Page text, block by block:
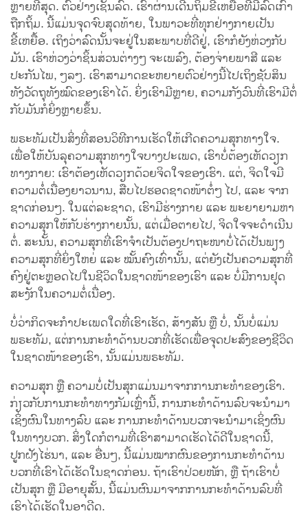
ຫຼາຍທີ່ສຸດ. ຕົວຢ່າງເຊັ່ນລົດ. ເຮົາຜ່ານເດີ່ນຖິ້ມຂີ້ເຫຍື້ອທີ່ມີລົດເກົ່າ
ຖືກຖິ້ມ. ນີ້ແມ່ນຈຸດຈົບສຸດທ້າຍ, ໃນພາວະທີ່ທຸກຢ່າງກາຍເປັນ
ຂີ້ເຫຍື້ອ. ເຖິງວ່າລົດນັ້ນຈະຢູ່ໃນສະພາບທີ່ດີຢູ່, ເຮົາກໍຍັງຫ່ວງກັບ
ມັນ. ເຮົາຫ່ວງວ່າຊິ້ນສ່ວນຕ່າງໆ ຈະເພລົງ, ຕ້ອງຈ່າຍພາສີ ແລະ
ປະກັນໄພ, ໆລໆ. ເຮົາສາມາດຂະຫຍາຍຕົວຢ່າງນີ້ໄປເຖິງຊັບສິນ
ທັງວັດຖຸທັງໝົດຂອງເຮົາໄດ້. ຍິ່ງເຮົາມີຫຼາຍ, ຄວາມກັງວົນທີ່ເຮົາມີຕໍ່
ກັບມັນກໍຍິ່ງຫຼາຍຂຶ້ນ.
ພຣະທັມເປັນສິ່ງທີ່ສອນວິທີການເຮັດໃຫ້ເກີດຄວາມສຸກທາງໃຈ.
ເພື່ອໃຫ້ບັນລຸຄວາມສຸກທາງໃຈບາງປະເພດ, ເຮົາບໍ່ຕ້ອງເຫັດວຽກ
ທາງກາຍ: ເຮົາຕ້ອງເຫັດວຽກດ້ວຍຈິດໃຈຂອງເຮົາ. ແຕ່, ຈິດໃຈມີ
ຄວາມຕໍ່ເນື່ອງຍາວນານ, ສືບໄປຮອດຊາດໜ້າຕໍ່ໆ ໄປ, ແລະ ຈາກ
ຊາດກ່ອນໆ. ໃນແຕ່ລະຊາດ, ເຮົາມີຮ່າງກາຍ ແລະ ພະຍາຍາມຫາ
ຄວາມສຸກໃຫ້ກັບຮ່າງກາຍນັ້ນ, ແຕ່ເມື່ອຕາຍໄປ, ຈິດໃຈຈະດຳເນີນ
ຕໍ່. ສະນັ້ນ, ຄວາມສຸກທີ່ເຮົາຈຳເປັນຕ້ອງປາຖະໜາບໍ່ໄດ້ເປັນພຽງ
ຄວາມສຸກທີ່ຍິ່ງໃຫຍ່ ແລະ ໝັ້ນຄົງເທົ່ານັ້ນ, ແຕ່ຍັງເປັນຄວາມສຸກທີ່
ຄົງຢູ່ຕະຫຼອດໄປໃນຊີວິດໃນຊາດໜ້າຂອງເຮົາ ແລະ ບໍ່ມີການຢຸດ
ສະງັກໃນຄວາມຕໍ່ເນື່ອງ.
ບໍ່ວ່າກິດຈະກຳປະເພດໃດທີ່ເຮົາເຮັດ, ສ້າງສັນ ຫຼື ບໍ່, ນັ້ນບໍ່ແມ່ນ
ພຣະທັມ, ແຕ່ການກະທຳດ້ານບວກທີ່ເຮັດເພື່ອຈຸດປະສົງຂອງຊີວິດ
ໃນຊາດໜ້າຂອງເຮົາ, ນັ້ນແມ່ນພຣະທັມ.
ຄວາມສຸກ ຫຼື ຄວາມບໍ່ເປັນສຸກແມ່ນມາຈາກການກະທຳຂອງເຮົາ.
ກ່ຽວກັບການກະທຳທາງກັມເຫຼົ່ານີ້, ການກະທຳດ້ານລົບຈະນຳມາ
ເຊິ່ງຜົນໃນທາງລົບ ແລະ ການກະທຳດ້ານບວກຈະນຳມາເຊິ່ງຜົນ
ໃນທາງບວກ. ສິ່ງໃດກໍຕາມທີ່ເຮົາສາມາດເຮັດໄດ້ດີໃນຊາດນີ້,
ປູກຝັງໄຮ່ນາ, ແລະ ອື່ນໆ, ນີ້ແມ່ນໝາກຜົນຂອງການກະທຳດ້ານ
ບວກທີ່ເຮົາໄດ້ເຮັດໃນຊາດກ່ອນ. ຖ້າເຮົາປ່ວຍໜັກ, ຫຼື ຖ້າເຮົາບໍ່
ເປັນສຸກ ຫຼື ມີອາຍຸສັ້ນ, ນີ້ແມ່ນຜົນມາຈາກການກະທຳດ້ານລົບທີ່
ເຮົາໄດ້ເຮັດໃນອາດີດ.